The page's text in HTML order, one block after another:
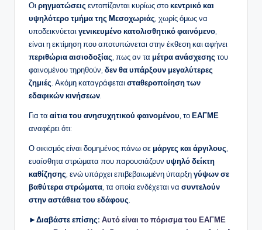
Οι ρηγματώσεις εντοπίζονται κυρίως στοκεντρικό και
υψηλότερο τμήμα της Μεσοχωριάς , χωρίς όμως να
υποδεικνύεται γενικευμένο κατολισθητικό φαινόμενο
είναι η εκτίμηση που αποτυπώνεται στην έκθεση και αφήνει
περιθώρια αισιοδοξίας , πως αν τα μέτρα ανάσχεσης του
φαινομένου τηρηθούν, δεν θα υπάρξουν μεγαλύτερες
ζημιές . Ακόμη καταγράφεται σταθεροποίηση των
εδαφικών κινήσεων
Για τα αίτια του ανησυχητικού φαινομένου , τοΕΑΓΜΕ
αναφέρει ότι:
Ο οικισμός είναι δομημένος πάνω σε μάργες και άργιλους
ευαίσθητα στρώματα που παρουσιάζουν υψηλό δείκτη
καθίζησης , ενώ υπάρχει επιβεβαιωμένη ύπαρξηγύψων σε
βαθύτερα στρώματα , τα οποία ενδέχεται να συντελούν
στην αστάθεια του εδάφους
►Διαβάστε επίσης: Αυτό είναι το πόρισμα του ΕΑΓΜΕ